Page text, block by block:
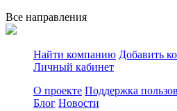
Все направления
Найти компанию Добавить
Личный кабинет
О проекте Поддержка
Блог Новости